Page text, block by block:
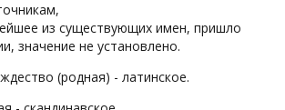
из существующих имен, пришло
значение не установлено.
(родная) - латинское.